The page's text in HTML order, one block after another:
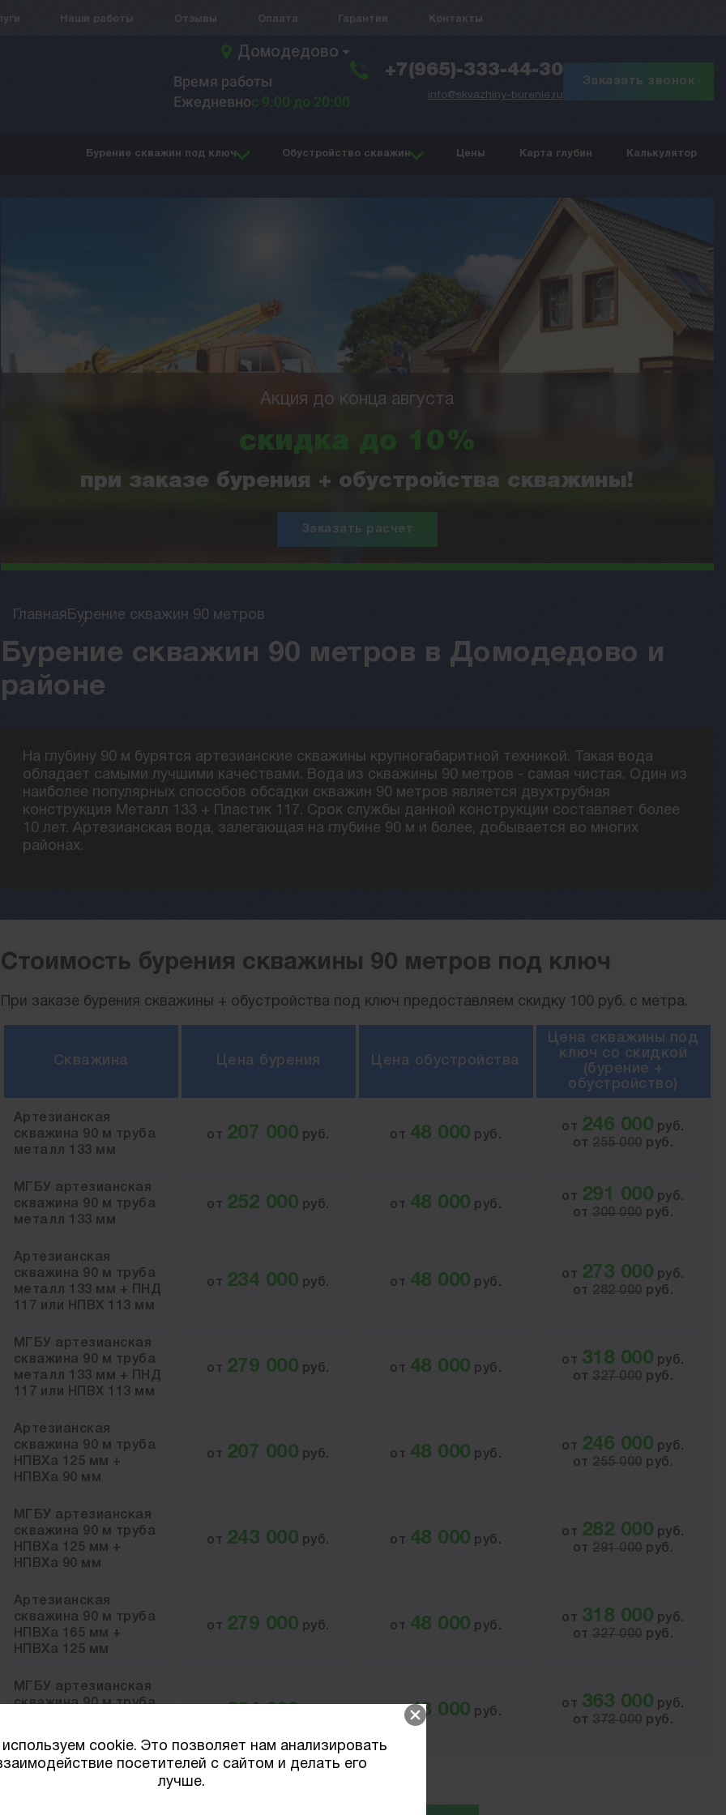
Наши работы Отзывы Оплата Гарантии Контакты
Домодедово
Время работы
Ежедневнос 9:00 до 20:00
+7(965)-333-44-30
info@skvazhiny-burenie.ru
Заказать звонок
Бурение скважин под ключ Обустройство скважин Цены Карта глубин Калькулятор
Акция до конца августа
скидка до 10%
при заказе бурения + обустройства скважины!
Заказать расчет
Главная Бурение скважин 90 метров
Бурение скважин 90 метров в Домодедово и
районе
На глубину 90 м бурятся артезианские скважины крупногабаритной техникой. Такая вода
обладает самыми лучшими качествами. Вода из скважины 90 метров - самая чистая. Один из
наиболее популярных способов обсадки скважин 90 метров является двухтрубная
конструкция Металл 133 + Пластик 117. Срок службы данной конструкции составляет более
10 лет. Артезианская вода, залегающая на глубине 90 м и более, добывается во многих
районах.
Стоимость бурения скважины 90 метров под ключ
При заказе бурения скважины + обустройства под ключ предоставляем скидку 100 руб. с метра.
Скважина Цена бурения Цена обустройства
Цена скважины под
ключ со скидкой
(бурение +
обустройство)
Артезианская
скважина 90 м труба
металл 133 мм
от 207 000 руб. от 48 000 руб.
от 246 000 руб.
от 255 000 руб.
МГБУ артезианская
скважина 90 м труба
металл 133 мм
от 252 000 руб. от 48 000 руб.
от 291 000 руб.
от 300 000 руб.
Артезианская
скважина 90 м труба
металл 133 мм + ПНД
117 или НПВХ 113 мм
от 234 000 руб. от 48 000 руб.
от 273 000 руб.
от 282 000 руб.
МГБУ артезианская
скважина 90 м труба
металл 133 мм + ПНД
117 или НПВХ 113 мм
от 279 000 руб. от 48 000 руб.
от 318 000 руб.
от 327 000 руб.
Артезианская
скважина 90 м труба
НПВХа 125 мм +
НПВХа 90 мм
от 207 000 руб. от 48 000 руб.
от 246 000 руб.
от 255 000 руб.
МГБУ артезианская
скважина 90 м труба
НПВХа 125 мм +
НПВХа 90 мм
от 243 000 руб. от 48 000 руб.
от 282 000 руб.
от 291 000 руб.
Артезианская
скважина 90 м труба
НПВХа 165 мм +
НПВХа 125 мм
от 279 000 руб. от 48 000 руб.
от 318 000 руб.
от 327 000 руб.
МГБУ артезианская
скважина 90 м труба
от 48 000 руб.
от 363 000 руб.
от 372 000 руб.
cookie. Это позволяет нам анализировать
посетителей с сайтом и делать его
лучше.